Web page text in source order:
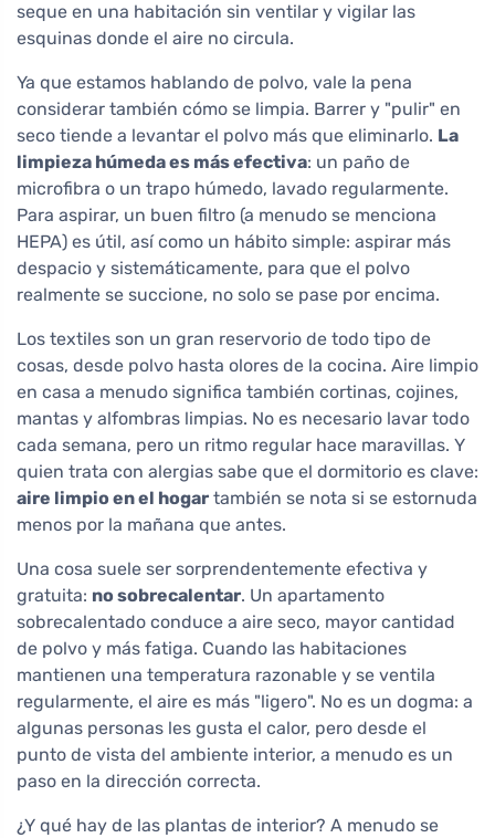
seque en una habitación sin ventilar y vigilar las
esquinas donde el aire no circula.
Ya que estamos hablando de polvo, vale la pena
considerar también cómo se limpia. Barrer y "pulir" en
seco tiende a levantar el polvo más que eliminarlo. La
limpieza húmeda es más efectiva: un paño de
microfibra o un trapo húmedo, lavado regularmente.
Para aspirar, un buen filtro (a menudo se menciona
HEPA) es útil, así como un hábito simple: aspirar más
despacio y sistemáticamente, para que el polvo
realmente se succione, no solo se pase por encima.
Los textiles son un gran reservorio de todo tipo de
cosas, desde polvo hasta olores de la cocina. Aire limpio
en casa a menudo significa también cortinas, cojines,
mantas y alfombras limpias. No es necesario lavar todo
cada semana, pero un ritmo regular hace maravillas. Y
quien trata con alergias sabe que el dormitorio es clave:
aire limpio en el hogar también se nota si se estornuda
menos por la mañana que antes.
Una cosa suele ser sorprendentemente efectiva y
gratuita: no sobrecalentar. Un apartamento
sobrecalentado conduce a aire seco, mayor cantidad
de polvo y más fatiga. Cuando las habitaciones
mantienen una temperatura razonable y se ventila
regularmente, el aire es más "ligero". No es un dogma: a
algunas personas les gusta el calor, pero desde el
punto de vista del ambiente interior, a menudo es un
paso en la dirección correcta.
¿Y qué hay de las plantas de interior? A menudo se